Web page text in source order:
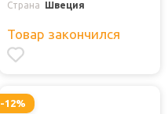
Страна
Швеция
Товар закончился
-12%